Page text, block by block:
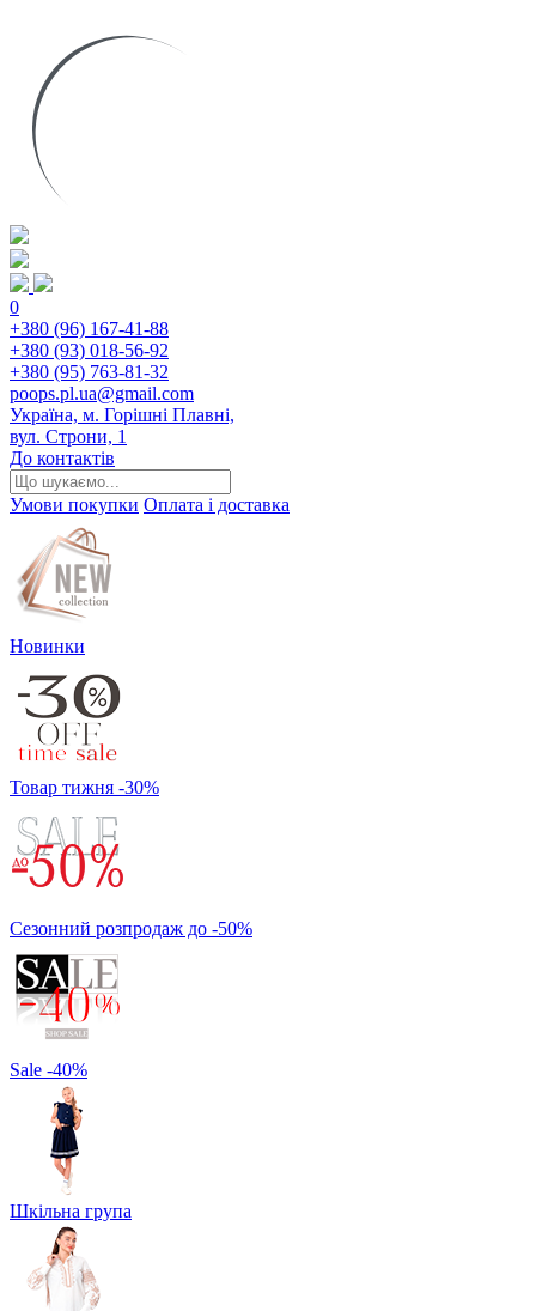
0
+380 (96) 167-41-88
+380 (93) 018-56-92
+380 (95) 763-81-32
poops.pl.ua@gmail.com
Україна, м. Горішні Плавні,
вул. Строни, 1
До контактів
Умови покупки Оплата і доставка
Новинки
Товар тижня -30%
Сезонний розпродаж до -50%
Sale -40%
Шкільна група